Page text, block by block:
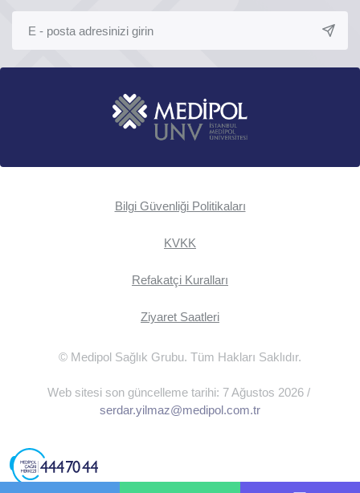
Bilgi Güvenliği Politikaları
KVKK
Refakatçi Kuralları
Ziyaret Saatleri
© Medipol Sağlık Grubu. Tüm Hakları Saklıdır.
Web sitesi son güncelleme tarihi: 7 Ağustos 2026 /
serdar.yilmaz@medipol.com.tr